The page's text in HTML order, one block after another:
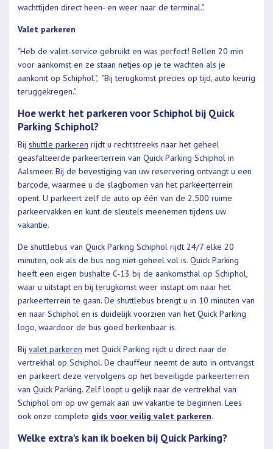
wachttijden direct heen- en weer naar de terminal.".
Valet parkeren
"Heb de valet-service gebruikt en was perfect! Bellen 20 min
voor aankomst en ze staan netjes op je te wachten als je
aankomt op Schiphol.", "Bij terugkomst precies op tijd, auto keurig
teruggekregen.".
Hoe werkt het parkeren voor Schiphol bij Quick
Parking Schiphol?
Bij shuttle parkeren rijdt u rechtstreeks naar het geheel
geasfalteerde parkeerterrein van Quick Parking Schiphol in
Aalsmeer. Bij de bevestiging van uw reservering ontvangt u een
barcode, waarmee u de slagbomen van het parkeerterrein
opent. U parkeert zelf de auto op één van de 2.500 ruime
parkeervakken en kunt de sleutels meenemen tijdens uw
vakantie.
De shuttlebus van Quick Parking Schiphol rijdt 24/7 elke 20
minuten, ook als de bus nog niet geheel vol is. Quick Parking
heeft een eigen bushalte C-13 bij de aankomsthal op Schiphol,
waar u uitstapt en bij terugkomst weer instapt om naar het
parkeerterrein te gaan. De shuttlebus brengt u in 10 minuten van
en naar Schiphol en is duidelijk voorzien van het Quick Parking
logo, waardoor de bus goed herkenbaar is.
Bij valet parkeren met Quick Parking rijdt u direct naar de
vertrekhal op Schiphol. De chauffeur neemt de auto in ontvangst
en parkeert deze vervolgens op het beveiligde parkeerterrein
van Quick Parking. Zelf loopt u gelijk naar de vertrekhal van
Schiphol om op uw gemak aan uw vakantie te beginnen. Lees
ook onze complete gids voor veilig valet parkeren.
Welke extra's kan ik boeken bij Quick Parking?